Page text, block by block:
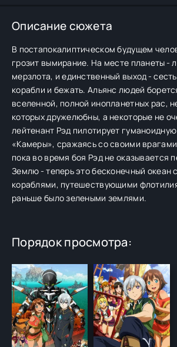
Описание сюжета
В постапокалиптическом будущем
грозит вымирание. На месте планеты -
мерзлота, и единственный выход -
корабли и бежать. Альянс людей
вселенной, полной инопланетных рас,
которых дружелюбны, а некоторые не
лейтенант Рэд пилотирует
«Камеры», сражаясь со своими
пока во время боя Рэд не оказывается
Землю - теперь это бесконечный океан
кораблями, путешествующими
раньше было зелеными землями.
Порядок просмотра: